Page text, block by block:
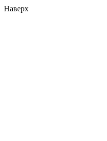
Наверх